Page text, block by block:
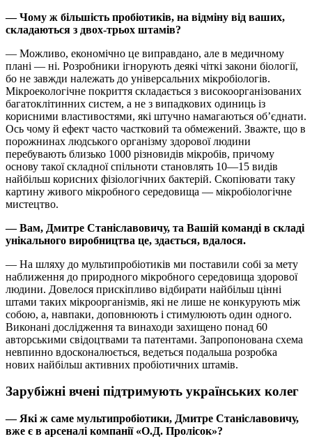
— Чому ж більшість пробіотиків, на відміну від ваших,
складаються з двох-трьох штамів?
— Можливо, економічно це виправдано, але в медичному
плані — ні. Розробники ігнорують деякі чіткі закони біології,
бо не завжди належать до універсальних мікробіологів.
Мікроекологічне покриття складається з високоорганізованих
багатоклітинних систем, а не з випадкових одиниць із
корисними властивостями, які штучно намагаються об’єднати.
Ось чому й ефект часто частковий та обмежений. Зважте, що в
порожнинах людського організму здорової людини
перебувають близько 1000 різновидів мікробів, причому
основу такої складної спільноти становлять 10—15 видів
найбільш корисних фізіологічних бактерій. Скопіювати таку
картину живого мікробного середовища — мікробіологічне
мистецтво.
— Вам, Дмитре Станіславовичу, та Вашій команді в складі
унікального виробництва це, здається, вдалося.
— На шляху до мультипробіотиків ми поставили собі за мету
наближення до природного мікробного середовища здорової
людини. Довелося прискіпливо відбирати найбільш цінні
штами таких мікроорганізмів, які не лише не конкурують між
собою, а, навпаки, доповнюють і стимулюють один одного.
Виконані дослідження та винаходи захищено понад 60
авторськими свідоцтвами та патентами. Запропонована схема
невпинно вдосконалюється, ведеться подальша розробка
нових найбільш активних пробіотичних штамів.
Зарубіжні вчені підтримують українських колег
— Які ж саме мультипробіотики, Дмитре Станіславовичу,
вже є в арсеналі компанії «О.Д. Пролісок»?